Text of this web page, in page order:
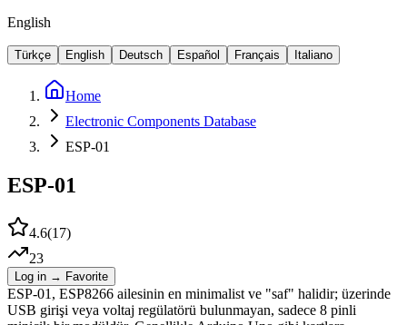
English
Türkçe English Deutsch Español Français Italiano
Home
Electronic Components Database
ESP-01
ESP-01
4.6(17)
23
Log in → Favorite
ESP-01, ESP8266 ailesinin en minimalist ve "saf" halidir; üzerinde
USB girişi veya voltaj regülatörü bulunmayan, sadece 8 pinli